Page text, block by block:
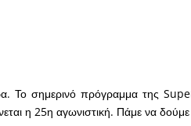
Το σημερινό πρόγραμμα της
η 25η αγωνιστική. Πάμε να δούμε